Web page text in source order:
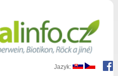
Jazyk: